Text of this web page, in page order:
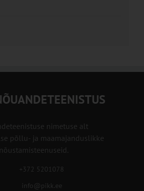
nimetuse alt
põllu- ja maamajanduslikke
nõustamisteenuseid.
+372 5201078
info@pikk.ee